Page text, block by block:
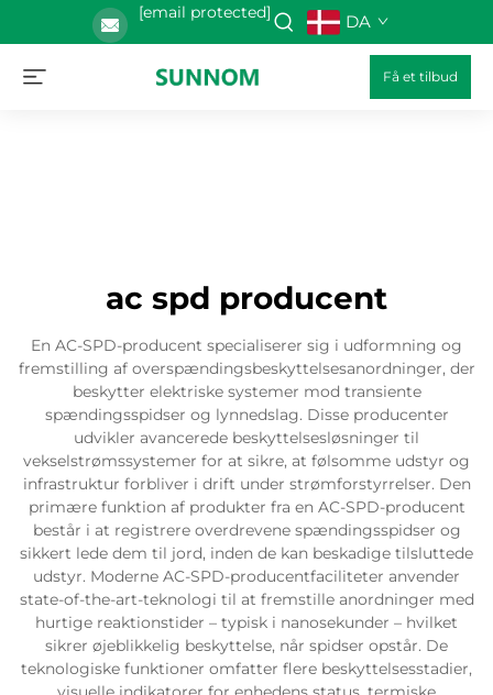
[email protected] DA
Få et tilbud
ac spd producent
En AC-SPD-producent specialiserer sig i udformning og
fremstilling af overspændingsbeskyttelsesanordninger, der
beskytter elektriske systemer mod transiente
spændingsspidser og lynnedslag. Disse producenter
udvikler avancerede beskyttelsesløsninger til
vekselstrømssystemer for at sikre, at følsomme udstyr og
infrastruktur forbliver i drift under strømforstyrrelser. Den
primære funktion af produkter fra en AC-SPD-producent
består i at registrere overdrevene spændingsspidser og
sikkert lede dem til jord, inden de kan beskadige tilsluttede
udstyr. Moderne AC-SPD-producentfaciliteter anvender
state-of-the-art-teknologi til at fremstille anordninger med
hurtige reaktionstider – typisk i nanosekunder – hvilket
sikrer øjeblikkelig beskyttelse, når spidser opstår. De
teknologiske funktioner omfatter flere beskyttelsesstadier,